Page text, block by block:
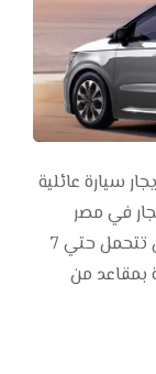
2021 من الداخل 01100092199 ايجار سيارة عائلية
في مصر
تحتوي السيارة علي مقاعد مريحة من الداخل تتحمل حتي 7
مزودة بمقاعد من